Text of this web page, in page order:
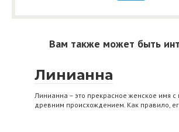
Вам также может быть
Линианна
Линианна – это прекрасное женское имя с
древним происхождением. Как правило,